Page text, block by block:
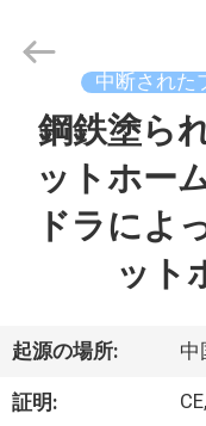
ク
ト
supplier.
Copyright
Chengdu
Reserved.
中断された
鋼鉄塗ら
ットホー
ドラによ
ット
起源の場所: 中
証明: